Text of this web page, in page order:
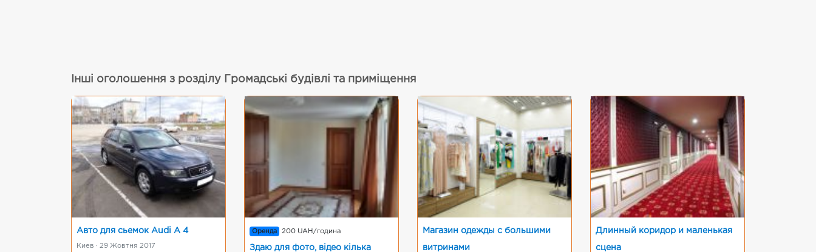
Інші оголошення з розділу Громадські будівлі та приміщення
Авто для сьемок Audi A 4
Киев · 29 Жовтня 2017
Оренда 200 UAH/година
Здаю для фото, відео кілька
Магазин одежды с большими
витринами
Длинный коридор и маленькая
сцена